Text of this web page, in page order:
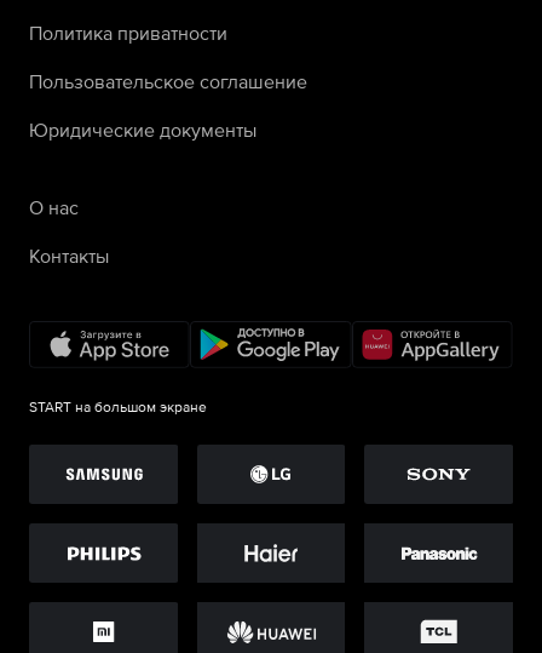
Политика приватности
Пользовательское соглашение
Юридические документы
О нас
Контакты
START на большом экране